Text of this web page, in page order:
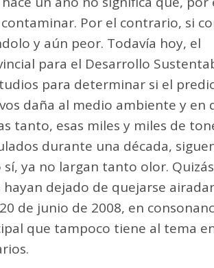
Por el contrario, si
y aún peor. Todavía hoy, el
para el Desarrollo
para determinar si el
daña al medio ambiente y en
tanto, esas miles y miles de
durante una década,
sí, ya no largan tanto olor.
hayan dejado de quejarse
de junio de 2008, en
que tampoco tiene al tema